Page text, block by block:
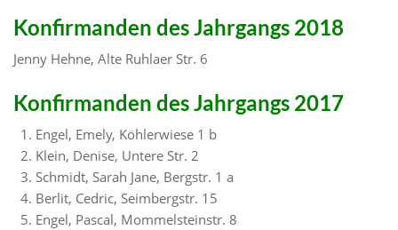
Konfirmanden des Jahrgangs 2018
Jenny Hehne, Alte Ruhlaer Str. 6
Konfirmanden des Jahrgangs 2017
1. Engel, Emely, Köhlerwiese 1 b
2. Klein, Denise, Untere Str. 2
3. Schmidt, Sarah Jane, Bergstr. 1 a
4. Berlit, Cedric, Seimbergstr. 15
5. Engel, Pascal, Mommelsteinstr. 8